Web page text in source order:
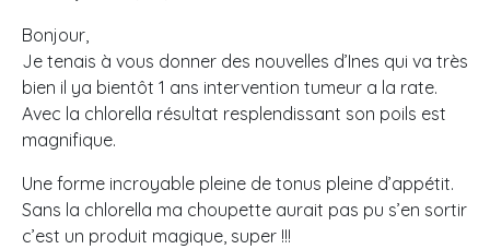
Bonjour,
Je tenais à vous donner des nouvelles d’Ines qui va très
bien il ya bientôt 1 ans intervention tumeur a la rate.
Avec la chlorella résultat resplendissant son poils est
magnifique.
Une forme incroyable pleine de tonus pleine d’appétit.
Sans la chlorella ma choupette aurait pas pu s’en sortir
c’est un produit magique, super !!!